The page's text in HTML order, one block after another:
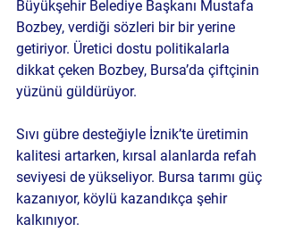
Büyükşehir Belediye Başkanı Mustafa
Bozbey, verdiği sözleri bir bir yerine
getiriyor. Üretici dostu politikalarla
dikkat çeken Bozbey, Bursa’da çiftçinin
yüzünü güldürüyor.
Sıvı gübre desteğiyle İznik’te üretimin
kalitesi artarken, kırsal alanlarda refah
seviyesi de yükseliyor. Bursa tarımı güç
kazanıyor, köylü kazandıkça şehir
kalkınıyor.